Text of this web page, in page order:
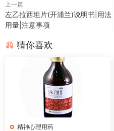
上一篇
左乙拉西坦片(开浦兰)说明书|用法
用量|注意事项
猜你喜欢
精神心理用药